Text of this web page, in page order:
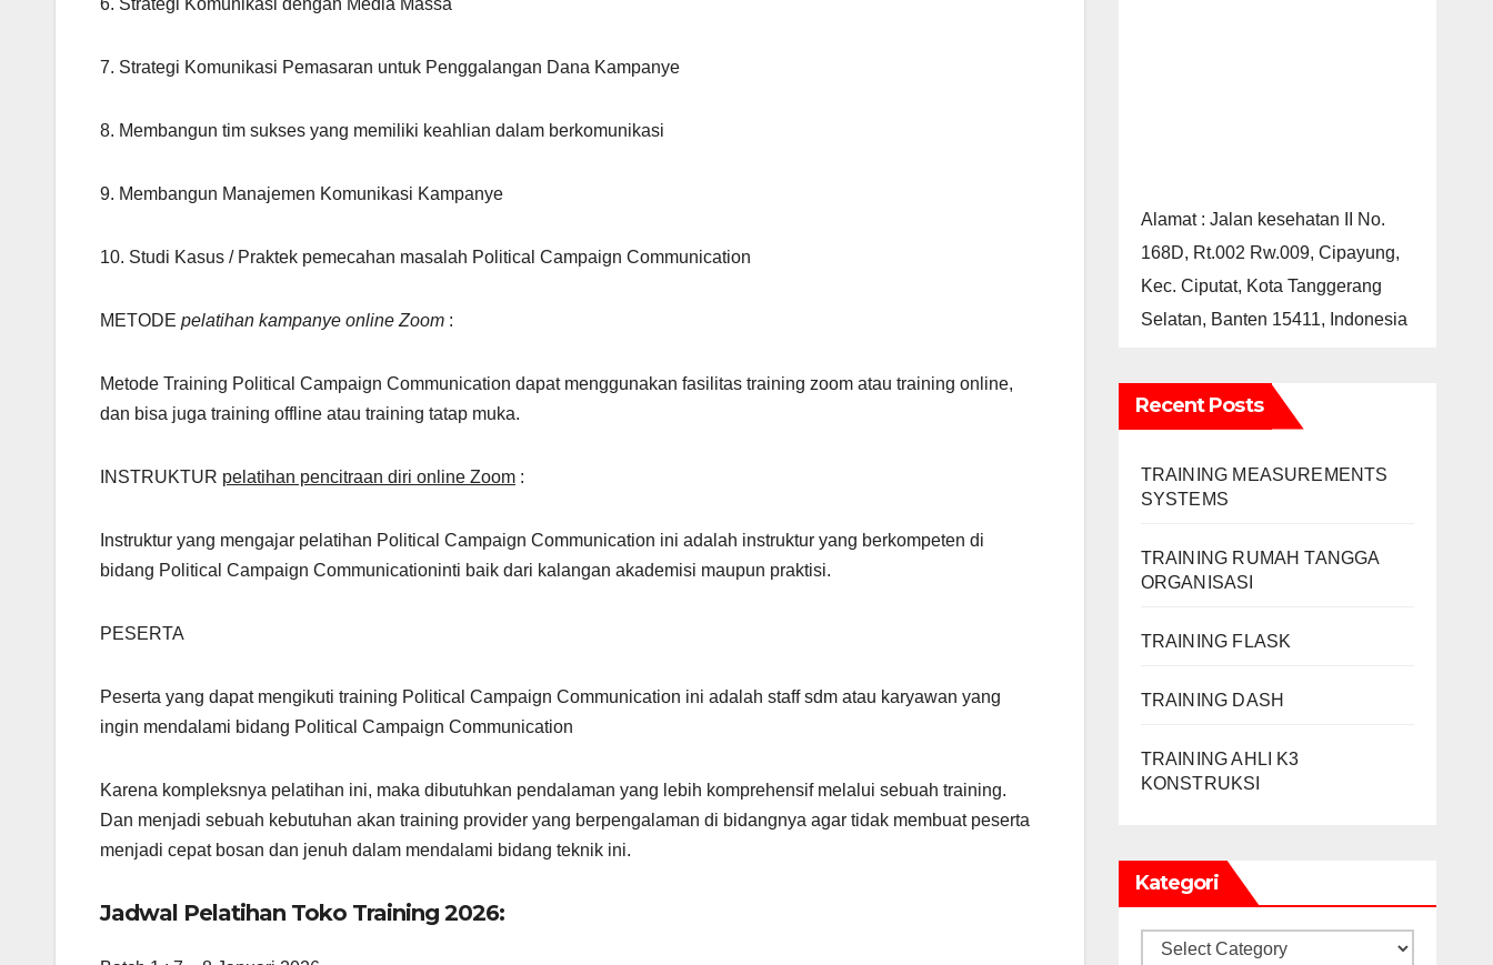
6. Strategi Komunikasi dengan Media Massa
7. Strategi Komunikasi Pemasaran untuk Penggalangan Dana Kampanye
8. Membangun tim sukses yang memiliki keahlian dalam berkomunikasi
9. Membangun Manajemen Komunikasi Kampanye
10. Studi Kasus / Praktek pemecahan masalah Political Campaign Communication
METODE pelatihan kampanye online Zoom :
Metode Training Political Campaign Communication dapat menggunakan fasilitas training zoom atau training online,
dan bisa juga training offline atau training tatap muka.
INSTRUKTUR pelatihan pencitraan diri online Zoom :
Instruktur yang mengajar pelatihan Political Campaign Communication ini adalah instruktur yang berkompeten di
bidang Political Campaign Communicationinti baik dari kalangan akademisi maupun praktisi.
PESERTA
Peserta yang dapat mengikuti training Political Campaign Communication ini adalah staff sdm atau karyawan yang
ingin mendalami bidang Political Campaign Communication
Karena kompleksnya pelatihan ini, maka dibutuhkan pendalaman yang lebih komprehensif melalui sebuah training.
Dan menjadi sebuah kebutuhan akan training provider yang berpengalaman di bidangnya agar tidak membuat peserta
menjadi cepat bosan dan jenuh dalam mendalami bidang teknik ini.
Jadwal Pelatihan Toko Training 2026:
Alamat : Jalan kesehatan II No.
168D, Rt.002 Rw.009, Cipayung,
Kec. Ciputat, Kota Tanggerang
Selatan, Banten 15411, Indonesia
Recent Posts
TRAINING MEASUREMENTS
SYSTEMS
TRAINING RUMAH TANGGA
ORGANISASI
TRAINING FLASK
TRAINING DASH
TRAINING AHLI K3
KONSTRUKSI
Kategori
Kategori